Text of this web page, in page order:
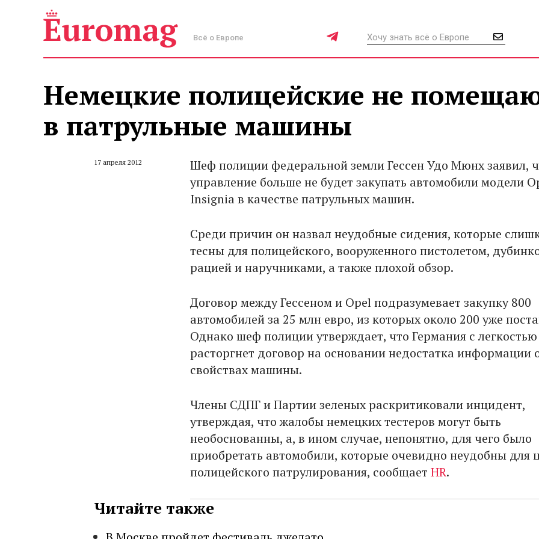
Всё о Европе
Немецкие полицейские не
в патрульные машины
17 апреля 2012
Шеф полиции федеральной земли Гессен Удо Мюнх заявил,
управление больше не будет закупать автомобили модели
Insignia в качестве патрульных машин.
Среди причин он назвал неудобные сидения, которые
тесны для полицейского, вооруженного пистолетом,
рацией и наручниками, а также плохой обзор.
Договор между Гессеном и Opel подразумевает закупку 800
автомобилей за 25 млн евро, из которых около 200 уже
Однако шеф полиции утверждает, что Германия с легкостью
расторгнет договор на основании недостатка информации
свойствах машины.
Члены СДПГ и Партии зеленых раскритиковали инцидент,
утверждая, что жалобы немецких тестеров могут быть
необоснованны, а, в ином случае, непонятно, для чего было
приобретать автомобили, которые очевидно неудобны для
полицейского патрулирования, сообщает HR.
Читайте также